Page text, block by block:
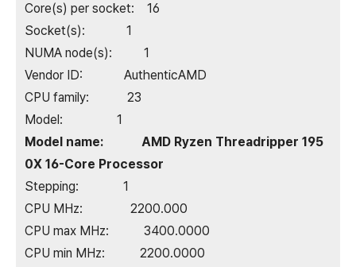
Core(s) per socket: 16
Socket(s): 1
NUMA node(s): 1
Vendor ID: AuthenticAMD
CPU family: 23
Model: 1
Model name: AMD Ryzen Threadripper 195
0X 16-Core Processor
Stepping: 1
CPU MHz: 2200.000
CPU max MHz: 3400.0000
CPU min MHz: 2200.0000